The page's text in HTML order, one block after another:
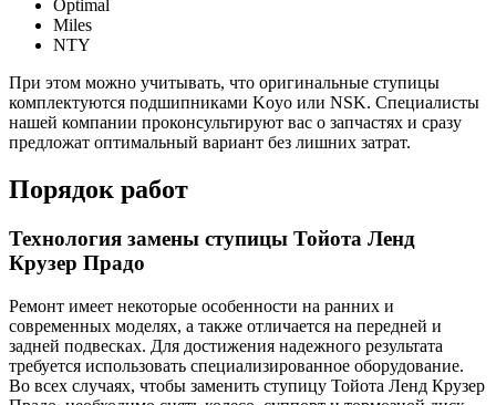
Optimal
Miles
NTY
При этом можно учитывать, что оригинальные ступицы
комплектуются подшипниками Koyo или NSK. Специалисты
нашей компании проконсультируют вас о запчастях и сразу
предложат оптимальный вариант без лишних затрат.
Порядок работ
Технология замены ступицы Тойота Ленд
Крузер Прадо
Ремонт имеет некоторые особенности на ранних и
современных моделях, а также отличается на передней и
задней подвесках. Для достижения надежного результата
требуется использовать специализированное оборудование.
Во всех случаях, чтобы заменить ступицу Тойота Ленд Крузер